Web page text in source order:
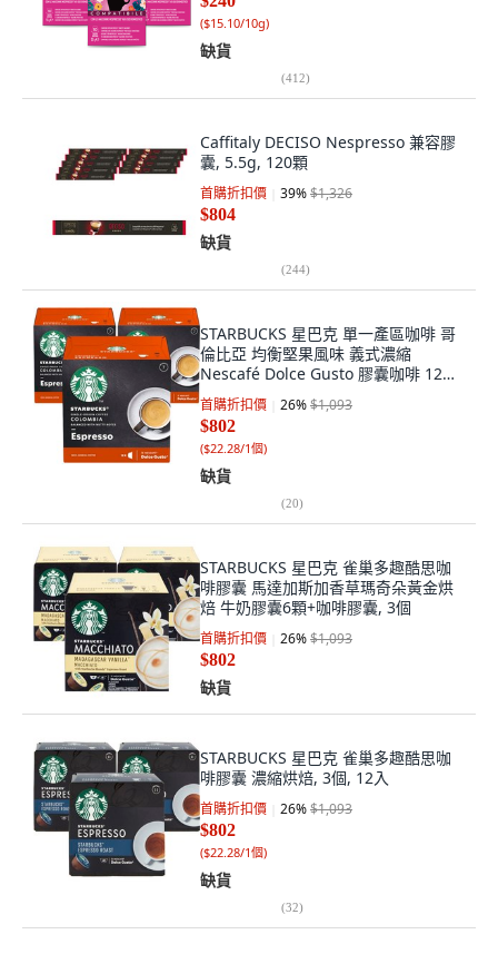
($15.10/10g)
缺貨
(412)
Caffitaly DECISO Nespresso 兼容膠
囊, 5.5g, 120顆
首購折扣價 39%$1,326
$804
缺貨
(244)
STARBUCKS 星巴克 單一產區咖啡 哥
倫比亞 均衡堅果風味 義式濃縮
Nescafé Dolce Gusto 膠囊咖啡 12入,
3個
首購折扣價 26%$1,093
$802
($22.28/1個)
缺貨
(20)
STARBUCKS 星巴克 雀巢多趣酷思咖
啡膠囊 馬達加斯加香草瑪奇朵黃金烘
焙 牛奶膠囊6顆+咖啡膠囊, 3個
首購折扣價 26%$1,093
$802
缺貨
STARBUCKS 星巴克 雀巢多趣酷思咖
啡膠囊 濃縮烘焙, 3個, 12入
首購折扣價 26%$1,093
$802
($22.28/1個)
缺貨
(32)